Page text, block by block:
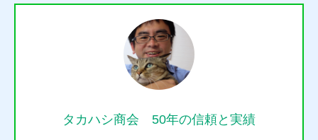
タカハシ商会 50年の信頼と実績